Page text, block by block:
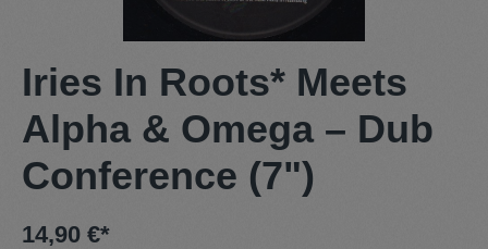
Iries In Roots* Meets
Alpha & Omega – Dub
Conference (7")
14,90 €*